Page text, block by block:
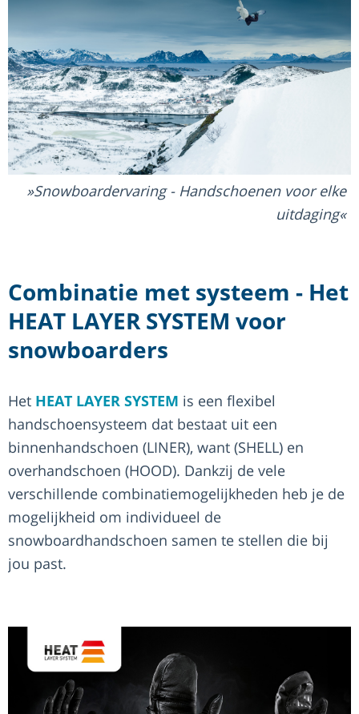
Snowboardervaring - Handschoenen voor elke
uitdaging
Combinatie met systeem - Het
HEAT LAYER SYSTEM voor
snowboarders
Het HEAT LAYER SYSTEM is een flexibel
handschoensysteem dat bestaat uit een
binnenhandschoen (LINER), want (SHELL) en
overhandschoen (HOOD). Dankzij de vele
verschillende combinatiemogelijkheden heb je de
mogelijkheid om individueel de
snowboardhandschoen samen te stellen die bij
jou past.